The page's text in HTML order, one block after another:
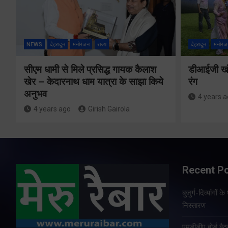
NEWS देहरादून मनोरंजन राज्य
सीएम धामी से मिले प्रसिद्ध गायक कैलाश
खेर – केदारनाथ धाम यात्रा के साझा किये
अनुभव
4 years ago Girish Gairola
देहरादून
डीआईजी
रंग
4 years
Recent
बुजुर्ग-दिव्यांगों
निस्तारण